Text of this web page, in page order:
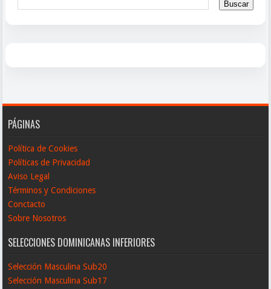
PÁGINAS
Política de Cookies
Políticas de Privacidad
Aviso Legal
Términos y Condiciones
Conctacto
Sobre Nosotros
SELECCIONES DOMINICANAS INFERIORES
Selección Masculina Sub20
Selección Masculina Sub17